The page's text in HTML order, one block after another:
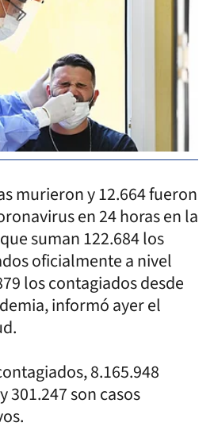
murieron y 12.664 fueron
en 24 horas en la
suman 122.684 los
oficialmente a nivel
los contagiados desde
informó ayer el
8.165.948
301.247 son casos